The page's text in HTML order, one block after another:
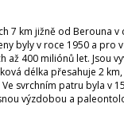
7 km jižně od Berouna v
byly v roce 1950 a pro
až 400 miliónů let. Jsou
délka přesahuje 2
svrchním patru byla v
výzdobou a